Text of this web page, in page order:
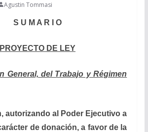
Agustin Tommasi
S U M A R I O
PROYECTO DE LEY
General, del Trabajo y Régimen
autorizando al Poder Ejecutivo a
de donación, a favor de la